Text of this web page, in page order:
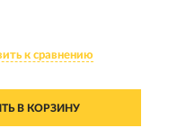
к сравнению
В КОРЗИНУ